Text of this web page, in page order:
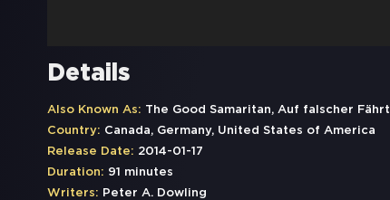
Details
Also Known As: The Good Samaritan, Auf falscher
Country: Canada, Germany, United States of America
Release Date: 2014-01-17
Duration: 91 minutes
Writers: Peter A. Dowling